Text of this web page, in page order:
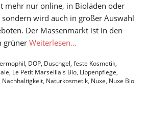
mehr nur online, in Bioläden oder
wird auch in großer Auswahl
Der Massenmarkt ist in den
grüner Weiterlesen…
, DOP, Duschgel, feste Kosmetik,
, Le Petit Marseillais Bio, Lippenpflege,
Nachhaltigkeit, Naturkosmetik, Nuxe, Nuxe Bio